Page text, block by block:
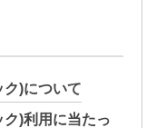
ク)について
)利用に当たっ